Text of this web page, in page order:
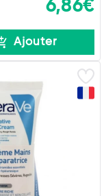
6,86€
Ajouter